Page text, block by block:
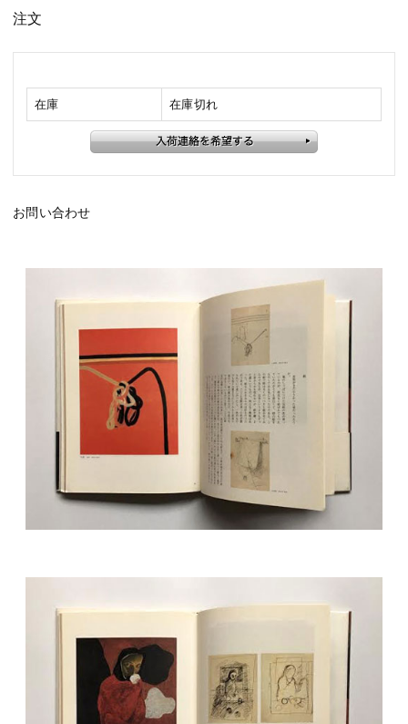
注文
在庫 在庫切れ
お問い合わせ